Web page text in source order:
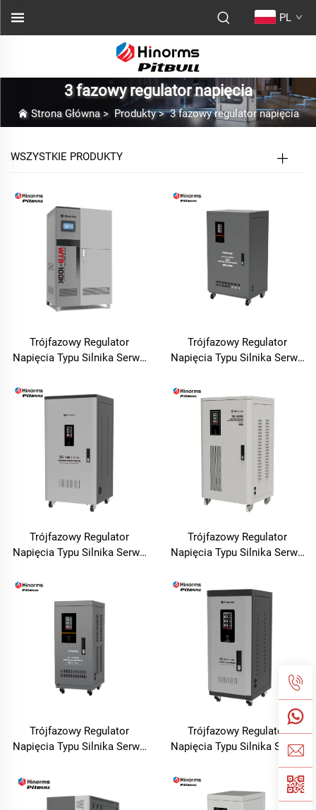
PL
3 fazowy regulator napięcia
Strona Główna> Produkty>3 fazowy regulator napięcia
WSZYSTKIE PRODUKTY
Trójfazowy Regulator
Napięcia Typu Silnika Serwo
Trójfazowy Regulator
Napięcia Typu Silnika Serwo
Trójfazowy Regulator
Napięcia Typu Silnika Serwo
Trójfazowy Regulator
Napięcia Typu Silnika Serwo
Trójfazowy Regulator
Napięcia Typu Silnika Serwo
Trójfazowy Regulator
Napięcia Typu Silnika Serwo